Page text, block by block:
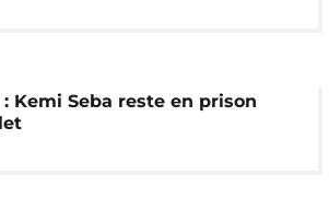
Kemi Seba reste en prison